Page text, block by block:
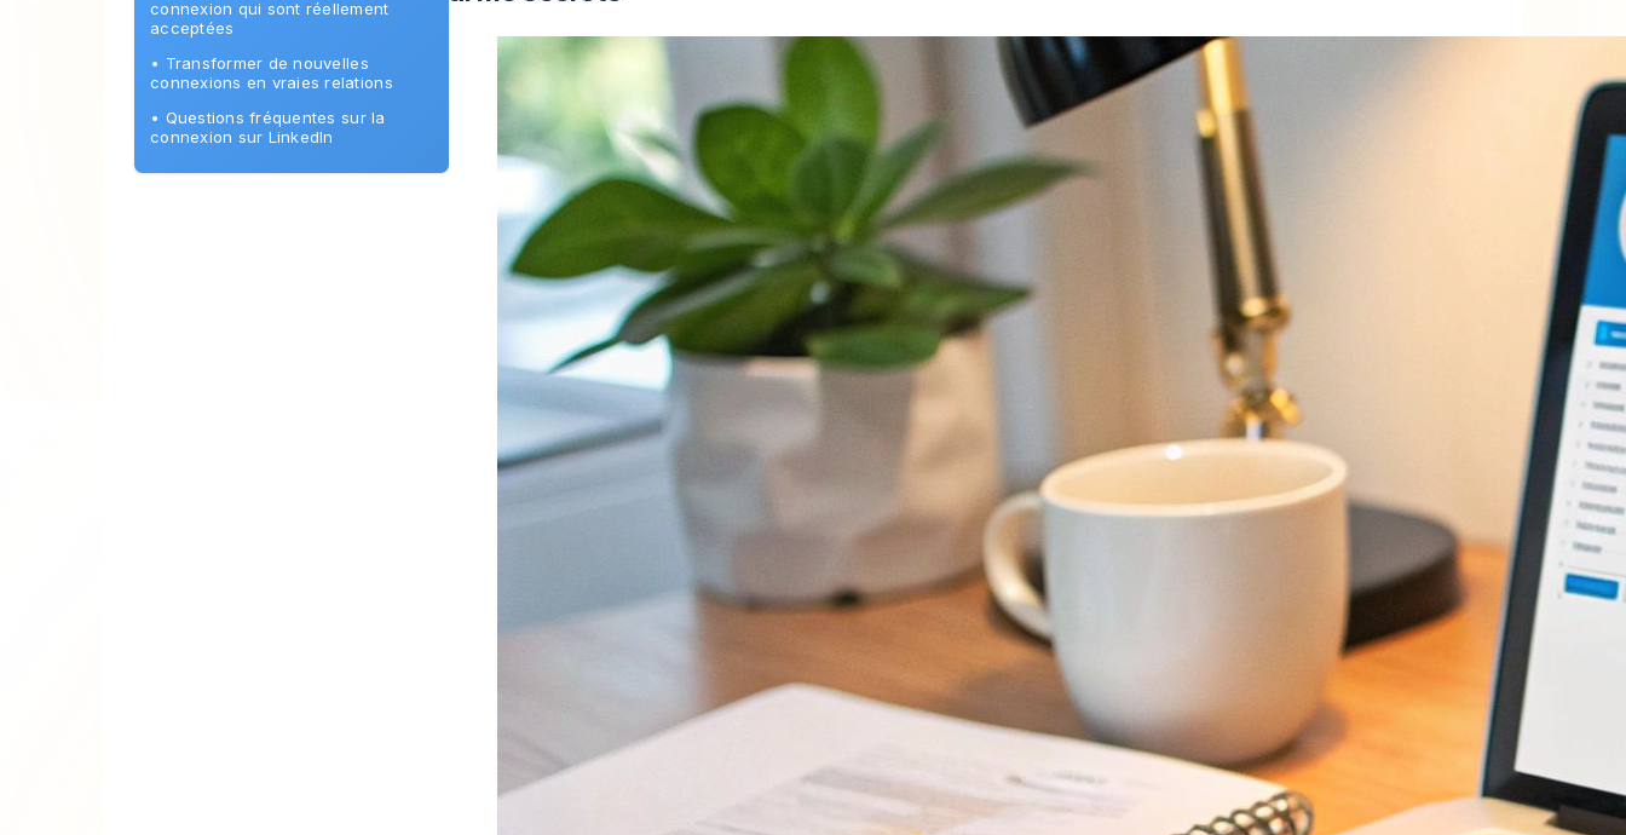
connexion qui sont réellement
acceptées
• Transformer de nouvelles
connexions en vraies relations
• Questions fréquentes sur la
connexion sur LinkedIn